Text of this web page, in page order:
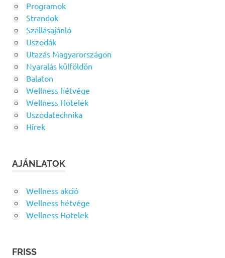
Programok
Strandok
Szállásajánló
Uszodák
Utazás Magyarországon
Nyaralás külföldön
Balaton
Wellness hétvége
Wellness Hotelek
Uszodatechnika
Hírek
AJÁNLATOK
Wellness akció
Wellness hétvége
Wellness Hotelek
FRISS